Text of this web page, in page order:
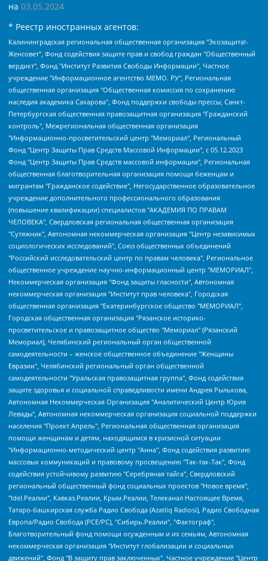
на 03.05.2024
* Реестр иностранных агентов:
Калининградская региональная общественная организация "Экозащита!-Женсовет", Фонд содействия защите прав и свобод граждан "Общественный вердикт", Фонд "Институт Развития Свободы Информации", Частное учреждение "Информационное агентство МЕМО. РУ", Региональная общественная организация "Общественная комиссия по сохранению наследия академика Сахарова", Фонд поддержки свободы прессы, Санкт-Петербургская общественная правозащитная организация "Гражданский контроль", Межрегиональная общественная организация "Информационно-просветительский центр "Мемориал", Региональный Фонд "Центр Защиты Прав Средств Массовой Информации", с 05.12.2023 Фонд "Центр Защиты Прав Средств массовой информации", Региональная общественная благотворительная организация помощи беженцам и мигрантам "Гражданское содействие", Негосударственное образовательное учреждение дополнительного профессионального образования (повышение квалификации) специалистов "АКАДЕМИЯ ПО ПРАВАМ ЧЕЛОВЕКА", Свердловская региональная общественная организация "Сутяжник", Автономная некоммерческая организация "Центр независимых социологических исследований", Союз общественных объединений "Российский исследовательский центр по правам человека", Региональное общественное учреждение научно-информационный центр "МЕМОРИАЛ", Некоммерческая организация "Фонд защиты гласности", Автономная некоммерческая организация "Институт прав человека", Городская общественная организация "Екатеринбургское общество "МЕМОРИАЛ", Городская общественная организация "Рязанское историко-просветительское и правозащитное общество "Мемориал" (Рязанский Мемориал), Челябинский региональный орган общественной самодеятельности – женское общественное объединение "Женщины Евразии", Челябинский региональный орган общественной самодеятельности "Уральская правозащитная группа", Фонд содействия защите здоровья и социальной справедливости имени Андрея Рылькова, Автономная Некоммерческая Организация "Аналитический Центр Юрия Левады", Автономная некоммерческая организация социальной поддержки населения "Проект Апрель", Региональная общественная организация помощи женщинам и детям, находящимся в кризисной ситуации "Информационно-методический центр "Анна", Фонд содействия развитию массовых коммуникаций и правовому просвещению "Так-так-Так", Фонд содействия устойчивому развитию "Серебряная тайга", Свердловский региональный общественный фонд социальных проектов "Новое время", "Idel.Реалии", Кавказ.Реалии, Крым.Реалии, Телеканал Настоящее Время, Татаро-башкирская служба Радио Свобода (Azatliq Radiosi), Радио Свободная Европа/Радио Свобода (PCE/PC), "Сибирь.Реалии", "Фактограф", Благотворительный фонд помощи осужденным и их семьям, Автономная некоммерческая организация "Институт глобализации и социальных движений", Фонд "В защиту прав заключенных", Частное учреждение "Центр поддержки и содействия развитию средств массовой информации", Пензенский региональный общественный благотворительный фонд "Гражданский союз", "Север.Реалии", Некоммерческая организация Фонд "Правовая инициатива", Общество с ограниченной ответственностью "Радио Свободная Европа/Радио Свобода", Чешское информационное агентство "MEDIUM-ORIENT", Красноярская региональная общественная организация "Мы против СПИДа", Камалягин Денис Николаевич, Маркелов Сергей Евгеньевич, Пономарев Лев Александрович, Савицкая Людмила Алексеевна, Автономная некоммерческая организация "Центр по работе с проблемой насилия "НАСИЛИЮ.НЕТ", Межрегиональный профессиональный союз работников здравоохранения "Альянс врачей", Юридическое лицо, зарегистрированное в Латвийской Республике, SIA "Medusa Project" (регистрационный номер 40103797863, дата регистрации 10.06.2014), Некоммерческая организация "Фонд по борьбе с коррупцией", Автономная некоммерческая организация "Институт права и публичной политики", Баданин Роман Сергеевич, Гликин Максим Александрович, Железнова Мария Михайловна, Лукьянова Юлия Сергеевна, Маетная Елизавета Витальевна, Маняхин Петр Борисович, Чуракова Ольга Владимировна, Ярош Юлия Петровна, Юридическое лицо "The Insider SIA", зарегистрированное в Риге, Латвийская Республика (дата регистрации 26.06.2015), являющееся администратором доменного имени интернет-издания "The Insider SIA", https://theins.ru, Постернак Алексей Евгеньевич, Рубин Михаил Аркадьевич, Анин Роман Александрович, Юридическое лицо Istories fonds, зарегистрированное в Латвийской Республике (регистрационный номер 50008295751, дата регистрации 24.02.2020), Великовский Дмитрий Александрович, Долинина Ирина Николаевна, Мароховская Алеся Алексеевна, Шлейнов Роман Юрьевич, Шмагун Олеся Валентиновна, Общество с ограниченной ответственностью "Альтаир 2021", Общество с ограниченной ответственностью "Вега 2021", Общество с ограниченной ответственностью "Главный редактор 2021", Общество с ограниченной ответственностью "Ромашки монолит", Важенков Артем Валерьевич, Ивановская областная общественная организация "Центр гендерных исследований", Гурман Юрий Альбертович, Медиапроект "ОВД-Инфо", Егоров Владимир Владимирович, Жилинский Владимир Александрович, Общество с ограниченной ответственностью "ЗП", Иванова София Юрьевна, Карезина Инна Павловна, Кильтау Екатерина Викторовна, Петров Алексей Викторович, Пискунов Сергей Евгеньевич, Смирнов Сергей Сергеевич, Тихонов Михаил Сергеевич, Общество с ограниченной ответственностью "ЖУРНАЛИСТ-ИНОСТРАННЫЙ АГЕНТ", Арапова Галина Юрьевна, Вольтская Татьяна Анатольевна, Американская компания "Mason G.E.S. Anonymous Foundation" (США), являющаяся владельцем интернет-издания https://mnews.world/, Компания "Stichting Bellingcat", зарегистрированная в Нидерландах (дата регистрации 11.07.2018), Захаров Андрей Вячеславович, Клепиковская Екатерина Дмитриевна, Общество с ограниченной ответственностью "МЕМО", Перл Роман Александрович, Симонов Евгений Алексеевич, Соловьева Елена Анатольевна, Сотников Даниил Владимирович, Сурначева Елизавета Дмитриевна, Автономная некоммерческая организация по защите прав человека и информированию населения "Якутия – Наше Мнение", Общество с ограниченной ответственностью "Москоу диджитал медиа", с 26.01.2023 Общество с ограниченной ответственностью "Чайка Белые сады", Ветошкина Валерия Валерьевна, Заговора Максим Александрович, Межрегиональное общественное движение "Российская ЛГБТ - сеть", Оленичев Максим Владимирович, Павлов Иван Юрьевич, Скворцова Елена Сергеевна, Общество с ограниченной ответственностью "Как бы инагент", Кочетков Игорь Викторович, Общество с ограниченной ответственностью "Честные выборы", Еланчик Олег Александрович, Общество с ограниченной ответственностью "Нобелевский призыв", Гималова Регина Эмилевна, Григорьев Андрей Валерьевич, Григорьева Алина Александровна, Ассоциация по содействию защите прав призывников, альтернативнослужащих и военнослужащих "Правозащитная группа "Гражданин.Армия.Право", Хисамова Регина Фаритовна, Автономная некоммерческая организация по реализации социально-правовых программ "Лилит", Дальневосточное общественное движение "Маяк", Санкт-Петербургская ЛГБТ-инициативная группа "Выход", Инициативная группа ЛГБТ+ "Реверс", Алексеев Андрей Викторович, Бекбулатова Таисия Львовна, Беляев Иван Михайлович, Владыкина Елена Сергеевна, Гельман Марат Александрович, Никульшина Вероника Юрьевна, Толоконникова Надежда Андреевна, Шендерович Виктор Анатольевич, Общество с ограниченной ответственностью "Данное сообщение", Общество с ограниченной ответственностью Издательский дом "Новая глава", Айнбиндер Александра Александровна, Московский комьюнити-центр для ЛГБТ+инициатив, Благотворительный фонд развития филантропии, Deutsche Welle (Германия, Kurt-Schumacher-Strasse 3, 53113 Bonn), Борзунова Мария Михайловна, Воробьев Виктор Викторович, Голубева Анна Львовна, Константинова Алла Михайловна, Малкова Ирина Владимировна, Мурадов Мурад Абдулгалимович, Осетинская Елизавета Николаевна, Понасенков Евгений Николаевич, Ганапольский Матвей Юрьевич, Киселев Евгений Алексеевич, Борухович Ирина Григорьевна, Дремин Иван Тимофеевич, Дубровский Дмитрий Викторович, Красноярская региональная общественная организация поддержки и развития альтернативных образовательных технологий и межкультурных коммуникаций "ИНТЕРРА", Маяковская Екатерина Алексеевна, Фейгин Марк Захарович, Филимонов Андрей Викторович, Дзугкоева Регина Николаевна, Доброхотов Роман Александрович, Дудь Юрий Александрович, Елкин Сергей Владимирович, Кругликов Кирилл Игоревич, Сабунаева Мария Леонидовна, Семенов Алексей Владимирович, Шаинян Карен Багратович, Шульман Екатерина Михайловна, Асафьев Артур Валерьевич, Вахштайн Виктор Семенович, Венедиктов Алексей Алексеевич, Лушникова Екатерина Евгеньевна, Волков Леонид Михайлович, Невзоров Александр Глебович, Пархоменко Сергей Борисович, Сироткин Ярослав Николаевич, Кара-Мурза Владимир Владимирович, Баранова Наталья Владимировна, Гозман Леонид Яковлевич, Кагарлицкий Борис Юльевич, Климарев Михаил Валерьевич, Милов Владимир Станиславович, Автономная некоммерческая организация Краснодарский центр современного искусства "Типография", Моргенштерн Алишер Тагирович, Соболь Любовь Эдуардовна, Общество с ограниченной ответственностью "ЛИЗА НОРМ", Каспаров Гарри Кимович, Ходорковский Михаил Борисович, Общество с ограниченной ответственностью "Апрельские тезисы", Данилович Ирина Брониславовна, Кашин Олег Владимирович, Петров Николай Владимирович, Пивоваров Алексей Владимирович, Соколов Михаил Владимирович, Цветкова Юлия Владимировна, Чичваркин Евгений Александрович, Комитет против пыток/Команда против пыток, Общество с ограниченной ответственностью "Первый научный", Общество с ограниченной ответственностью "Вертолет и ко", Белоцерковская Вероника Борисовна, Кац Максим Евгеньевич, Лазарева Татьяна Юрьевна, Шаведдинов Руслан Табризович, Яшин Илья Валерьевич, Общество с ограниченной ответственностью "Иноагент ААВ", Алешковский Дмитрий Петрович, Альбац Евгения Марковна, Быков Дмитрий Львович, Галямина Юлия Евгеньевна, Лойко Сергей Леонидович, Мартынов Кирилл Константинович, Медведев Сергей Александрович, Крашенинников Федор Геннадиевич, Гордеева Катерина Вл